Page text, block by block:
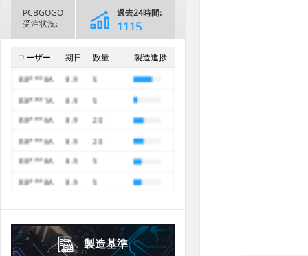
6
7 9 10 11
12
13
14 15 16 17 18
19
20
21 22 23 25
26
27
28 29 30
2026年 10月
October
25
26 27 28 29 30 31
2
3 5 6 7
8
9
10 11 12 13 14
15
16
17 18 19 21
22
23
24 25 26 28
29
30
31
2026年9月
September
日
月 火 水 金
1
2 4
6
7 8 9 11
20
21 22 23 24 25
26
27
28 29 30
PCBGOGO
受注状況:
過去24時間:
2397
過去30日間
59223
ユーザー 期日 数量 製造進捗
B6***1D
B8***8A
30
B8***8A
8.9
40
B8***8A
8.9
5
B8***2A
8.9 5
製造基準